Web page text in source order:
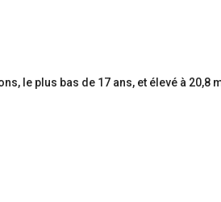
le plus bas de 17 ans, et élevé à 20,8